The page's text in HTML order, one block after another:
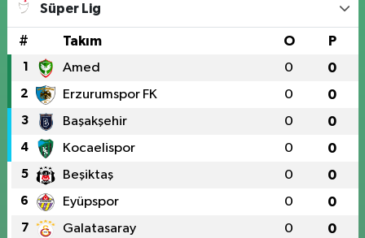
Süper Lig
# Takım O P
1 Amed 0 0
2 Erzurumspor FK 0 0
3 Başakşehir 0 0
4 Kocaelispor 0 0
5 Beşiktaş 0 0
6 Eyüpspor 0 0
7 Galatasaray 0 0